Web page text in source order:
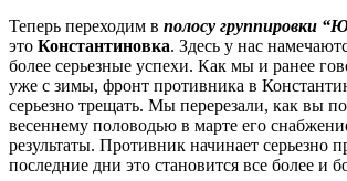
Теперь переходим в полосу группировки
это Константиновка. Здесь у нас
более серьезные успехи. Как мы и ранее
уже с зимы, фронт противника в
серьезно трещать. Мы перерезали, как вы
весеннему половодью в марте его
результаты. Противник начинает серьезно
последние дни это становится все более и